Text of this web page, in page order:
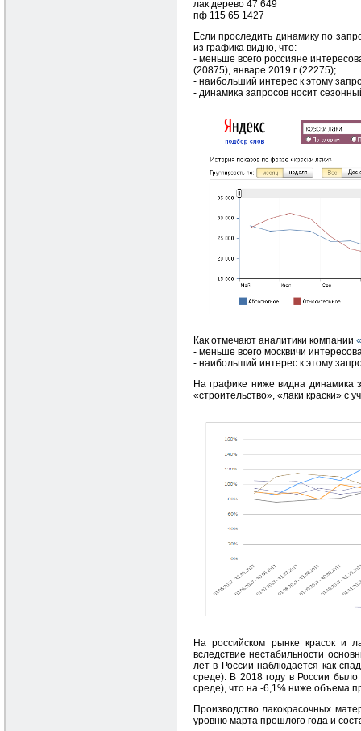
лак дерево 47 649
пф 115 65 1427
Если проследить динамику по
из графика видно, что:
- меньше всего россияне
(20875), январе 2019 г (22275);
- наибольший интерес к этому
- динамика запросов носит
Как отмечают аналитики компании
- меньше всего москвичи
- наибольший интерес к этому
На графике ниже видна динамика
«строительство», «лаки краски» с
На российском рынке красок и
вследствие нестабильности
лет в России наблюдается как
среде). В 2018 году в России
среде), что на -6,1% ниже объема
Производство лакокрасочных
уровню марта прошлого года и